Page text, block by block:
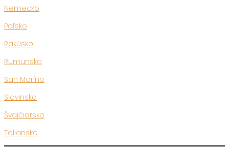
Nemecko
Poľsko
Rakúsko
Rumunsko
San Maríno
Slovinsko
Švajčiarsko
Taliansko